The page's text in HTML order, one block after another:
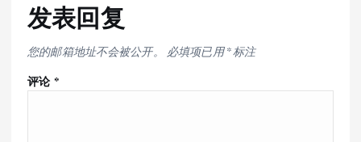
发表回复
您的邮箱地址不会被公开。 必填项已用*标注
评论 *